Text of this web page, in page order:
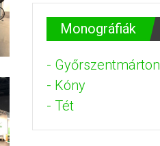
Monográfiák
- Győrszentmárton
- Kóny
- Tét